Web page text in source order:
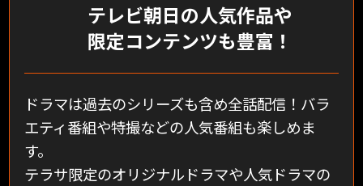
テレビ朝日の人気作品や
限定コンテンツも豊富！
ドラマは過去のシリーズも含め全話配信！バラ
エティ番組や特撮などの人気番組も楽しめま
す。
テラサ限定のオリジナルドラマや人気ドラマの